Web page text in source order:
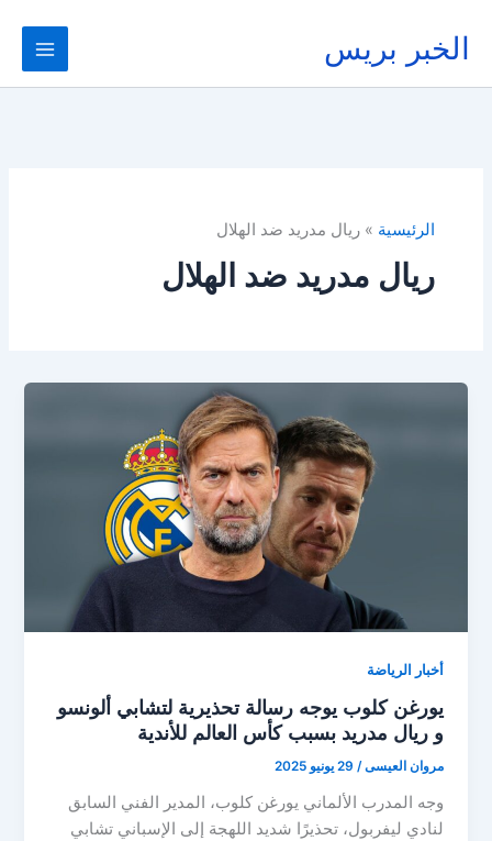
المحتوى
الخبر بريس
الرئيسية ريال مدريد ضد الهلال
ريال مدريد ضد الهلال
أخبار الرياضة
يورغن كلوب يوجه رسالة تحذيرية لتشابي ألونسو
و ريال مدريد بسبب كأس العالم للأندية
مروان العيسى/ 29 يونيو 2025
وجه المدرب الألماني يورغن كلوب، المدير الفني السابق
لنادي ليفربول، تحذيرًا شديد اللهجة إلى الإسباني تشابي